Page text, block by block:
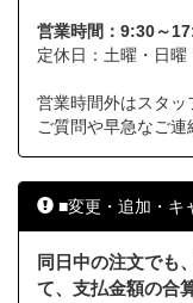
営業時間：9:30～
定休日：土曜・日曜
営業時間外はスタッ
ご質問や早急なご連
■変更・追加・キ
同日中の注文でも
て、支払金額の合